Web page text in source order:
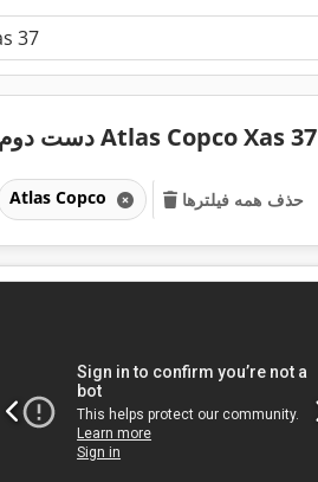
دست دوم Atlas Copco Xas 37
Atlas Copco حذف همه فیلترها